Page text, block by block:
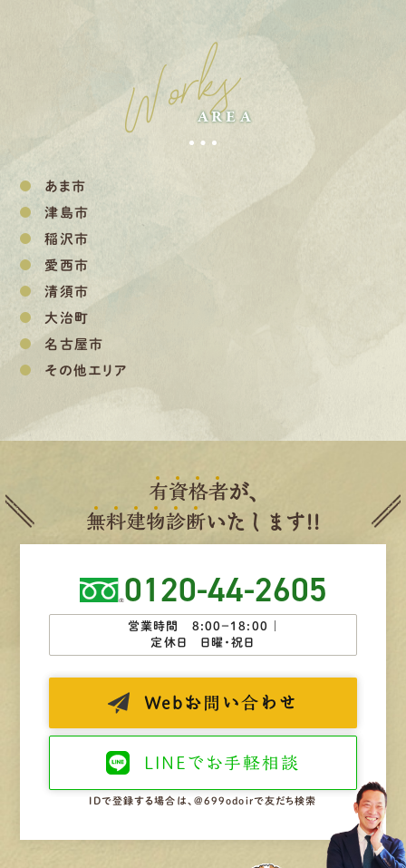
Works
AREA
あま市
津島市
稲沢市
愛西市
清須市
大治町
名古屋市
その他エリア
有資格者が、
無料建物診断いたします!!
0120-44-2605
営業時間 8:00−18:00 ｜
定休日 日曜・祝日
Web お問い合わせ
LINEで お手軽相談
IDで登録する場合は、@699odoirで友だち検索